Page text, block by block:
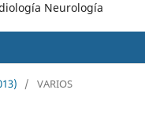
Neurología
/ VARIOS